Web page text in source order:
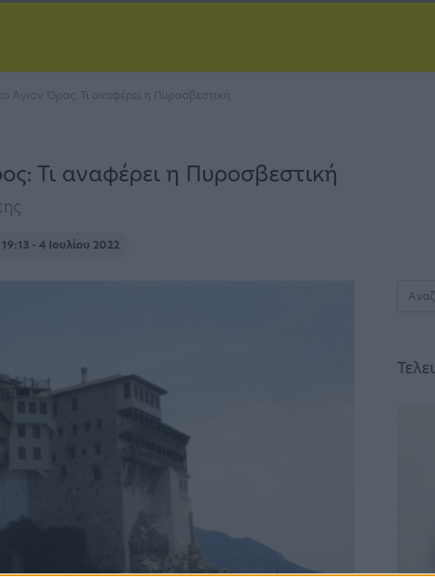
Άγιον Όρος: Τι αναφέρει η Πυροσβεστική
Τι αναφέρει η Πυροσβεστική
19:13 - 4 Ιουλίου 2022